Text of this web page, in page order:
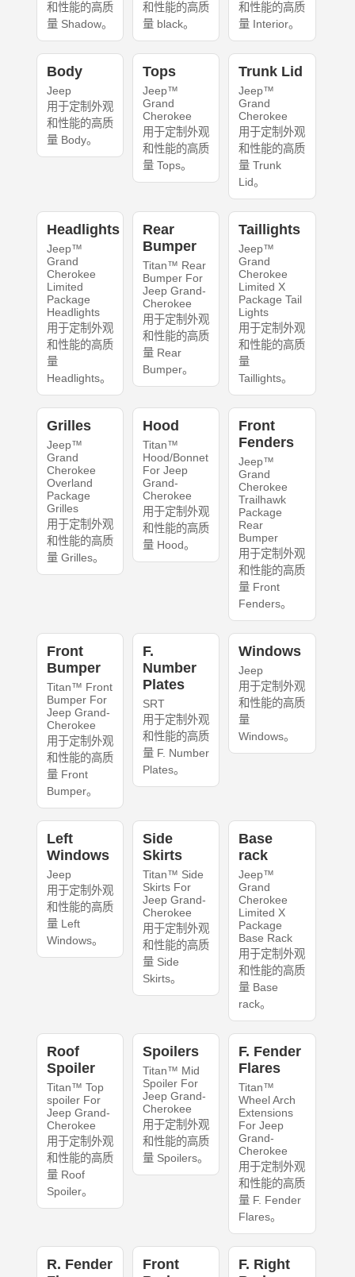
和性能的高质
量 Shadow。
和性能的高质
量 black。
和性能的高质
量 Interior。
Body
Jeep
用于定制外观
和性能的高质
量 Body。
Tops
Jeep™
Grand
Cherokee
用于定制外观
和性能的高质
量 Tops。
Trunk Lid
Jeep™
Grand
Cherokee
用于定制外观
和性能的高质
量 Trunk
Lid。
Headlights
Jeep™
Grand
Cherokee
Limited
Package
Headlights
用于定制外观
和性能的高质
量
Headlights。
Rear
Bumper
Titan™ Rear
Bumper For
Jeep Grand-
Cherokee
用于定制外观
和性能的高质
量 Rear
Bumper。
Taillights
Jeep™
Grand
Cherokee
Limited X
Package Tail
Lights
用于定制外观
和性能的高质
量
Taillights。
Grilles
Jeep™
Grand
Cherokee
Overland
Package
Grilles
用于定制外观
和性能的高质
量 Grilles。
Hood
Titan™
Hood/Bonnet
For Jeep
Grand-
Cherokee
用于定制外观
和性能的高质
量 Hood。
Front
Fenders
Jeep™
Grand
Cherokee
Trailhawk
Package
Rear
Bumper
用于定制外观
和性能的高质
量 Front
Fenders。
Front
Bumper
Titan™ Front
Bumper For
Jeep Grand-
Cherokee
用于定制外观
和性能的高质
量 Front
Bumper。
F.
Number
Plates
SRT
用于定制外观
和性能的高质
量 F. Number
Plates。
Windows
Jeep
用于定制外观
和性能的高质
量
Windows。
Left
Windows
Jeep
用于定制外观
和性能的高质
量 Left
Windows。
Side
Skirts
Titan™ Side
Skirts For
Jeep Grand-
Cherokee
用于定制外观
和性能的高质
量 Side
Skirts。
Base
rack
Jeep™
Grand
Cherokee
Limited X
Package
Base Rack
用于定制外观
和性能的高质
量 Base
rack。
Roof
Spoiler
Titan™ Top
spoiler For
Jeep Grand-
Cherokee
用于定制外观
和性能的高质
量 Roof
Spoiler。
Spoilers
Titan™ Mid
Spoiler For
Jeep Grand-
Cherokee
用于定制外观
和性能的高质
量 Spoilers。
F. Fender
Flares
Titan™
Wheel Arch
Extensions
For Jeep
Grand-
Cherokee
用于定制外观
和性能的高质
量 F. Fender
Flares。
R. Fender
Front
F. Right